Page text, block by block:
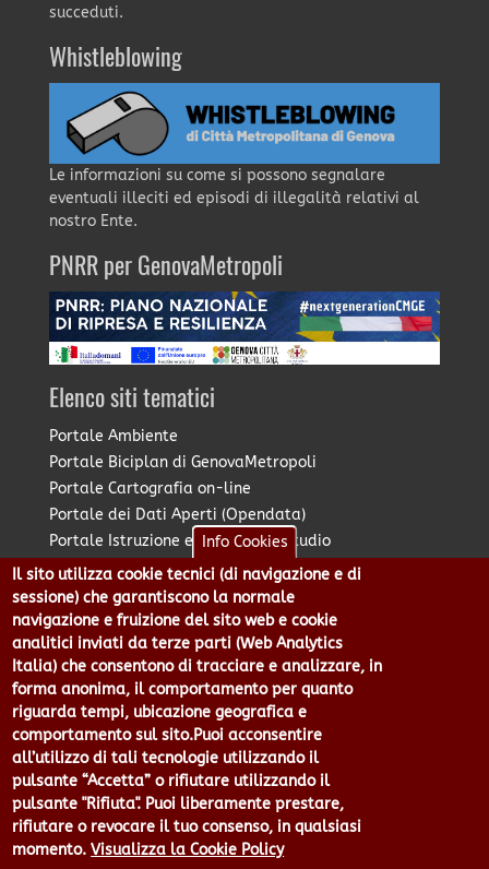
succeduti.
Whistleblowing
Le informazioni su come si possono segnalare
eventuali illeciti ed episodi di illegalità relativi al
nostro Ente.
PNRR per GenovaMetropoli
Elenco siti tematici
Portale Ambiente
Portale Biciplan di GenovaMetropoli
Portale Cartografia on-line
Portale dei Dati Aperti (Opendata)
Portale Istruzione e Diritto allo Studio
Portale Marketing Territoriale
Portale Piano Strategico Metropolitano
Portale PUMS di GenovaMetropoli
Portale Stazione Unica Appaltante
Pratico: procedimenti e istanze online
Città Metropolitana di Genova - Piazzale Mazzini 2 -16122 -
Genova | CF:80007350103 - P.Iva: 00949170104 | Codice IPA: cmge
Centralino 010 54991 Fax 010 5499244 URP 010 5499456
Num.Verde 800 509420 | P.E.C.:
pec@cert.cittametropolitana.genova.it
Privacy|Tecnologie e Accessibilità|Note Legali
Info Cookies
Il sito utilizza cookie tecnici (di navigazione e di
sessione) che garantiscono la normale
navigazione e fruizione del sito web e cookie
analitici inviati da terze parti (Web Analytics
Italia) che consentono di tracciare e analizzare, in
forma anonima, il comportamento per quanto
riguarda tempi, ubicazione geografica e
comportamento sul sito.Puoi acconsentire
all’utilizzo di tali tecnologie utilizzando il
pulsante “Accetta” o rifiutare utilizzando il
pulsante "Rifiuta". Puoi liberamente prestare,
rifiutare o revocare il tuo consenso, in qualsiasi
momento. Visualizza la Cookie Policy